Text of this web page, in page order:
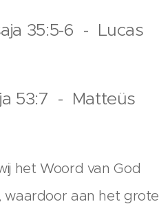
35:5-6 - Lucas
53:7 - Matteüs
het Woord van God
waardoor aan het grote